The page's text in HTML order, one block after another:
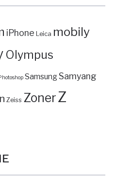
iPhone Leica mobily
Olympus
SamsungSamyang
Zeiss ZonerZ